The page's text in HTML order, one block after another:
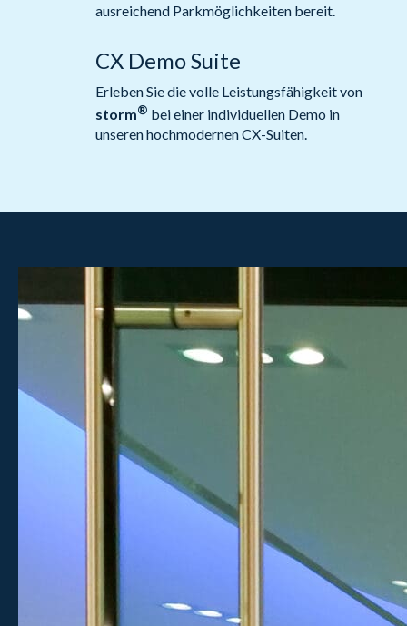
ausreichend Parkmöglichkeiten bereit.
CX Demo Suite
Erleben Sie die volle Leistungsfähigkeit von
storm® bei einer individuellen Demo in
unseren hochmodernen CX-Suiten.